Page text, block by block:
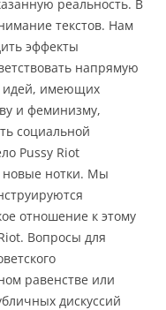
реальность. В
текстов. Нам
эффекты
напрямую
идей, имеющих
и феминизму,
социальной
Pussy Riot
новые нотки. Мы
отношение к этому
Вопросы для
равенстве или
дискуссий